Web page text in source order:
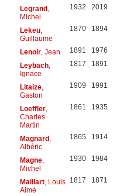
Legrand,
Michel
1932 2019
Lekeu,
Guillaume
1870 1894
Lenoir, Jean 1891 1976
Leybach,
Ignace
1817 1891
Litaize,
Gaston
1909 1991
Loeffler,
Charles
Martin
1861 1935
Magnard,
Albéric
1865 1914
Magne,
Michel
1930 1984
Maillart, Louis
Aimé
1817 1871